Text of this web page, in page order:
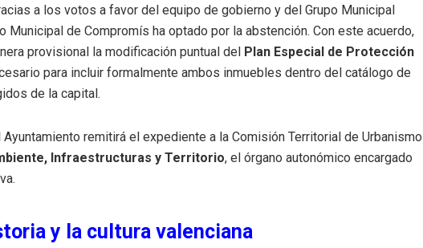
a los votos a favor del equipo de gobierno y del Grupo Municipal
Municipal de Compromís ha optado por la abstención. Con este acuerdo,
provisional la modificación puntual del Plan Especial de Protección
para incluir formalmente ambos inmuebles dentro del catálogo de
de la capital.
remitirá el expediente a la Comisión Territorial de Urbanismo
Infraestructuras y Territorio, el órgano autonómico encargado
.
y la cultura valenciana